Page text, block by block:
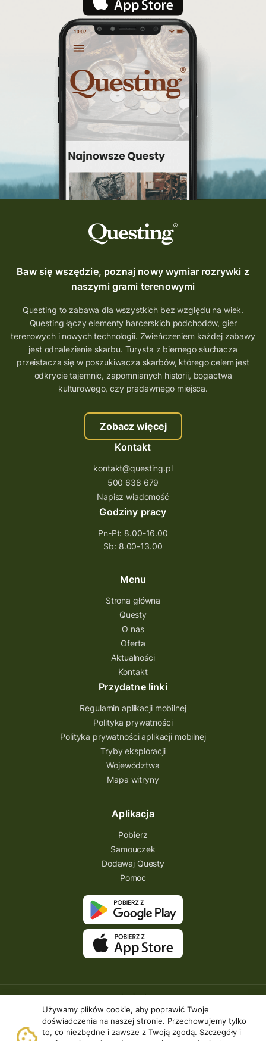
Używamy plików cookie, aby poprawić Twoje
doświadczenia na naszej stronie. Przechowujemy tylko
to, co niezbędne i zawsze z Twoją zgodą. Szczegóły i
Baw się wszędzie, poznaj nowy wymiar rozrywki z
naszymi grami terenowymi
Questing to zabawa dla wszystkich bez względu na wiek.
Questing łączy elementy harcerskich podchodów, gier
terenowych i nowych technologii. Zwieńczeniem każdej zabawy
jest odnalezienie skarbu. Turysta z biernego słuchacza
przeistacza się w poszukiwacza skarbów, którego celem jest
odkrycie tajemnic, zapomnianych historii, bogactwa
kulturowego, czy pradawnego miejsca.
Zobacz więcej
Kontakt
kontakt@questing.pl
500 638 679
Napisz wiadomość
Godziny pracy
Pn-Pt: 8.00-16.00
Sb: 8.00-13.00
Menu
Strona główna
Questy
O nas
Oferta
Aktualności
Kontakt
Przydatne linki
Regulamin aplikacji mobilnej
Polityka prywatności
Polityka prywatności aplikacji mobilnej
Tryby eksploracji
Województwa
Mapa witryny
Aplikacja
Pobierz
Samouczek
Dodawaj Questy
Pomoc